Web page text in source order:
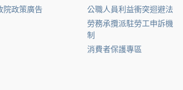
院政策廣告
公職人員利益衝突迴避法
勞務承攬派駐勞工申訴機
制
消費者保護專區